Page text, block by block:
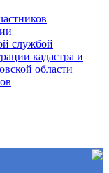
службой
кадастра и
области